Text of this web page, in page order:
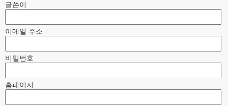
글쓴이
이메일 주소
비밀번호
홈페이지